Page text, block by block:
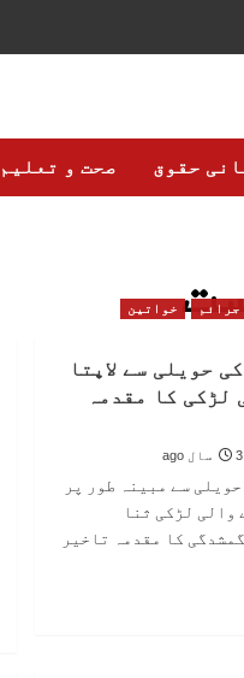
حقوق صحت و تعلیم
جرائم خواتین
حویلی سے لاپتا
لڑکی کا مقدمہ
3 سال ago
سے مبینہ طور پر
والی لڑکی ثنا
کا مقدمہ تاخیر